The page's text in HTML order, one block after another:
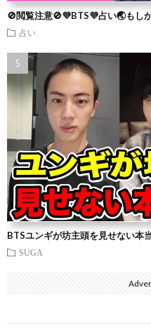
🚫閲覧注意🚫💜BTS💜占い🌏もし
占い
BTSユンギが坊主頭を見せない本
SUGA